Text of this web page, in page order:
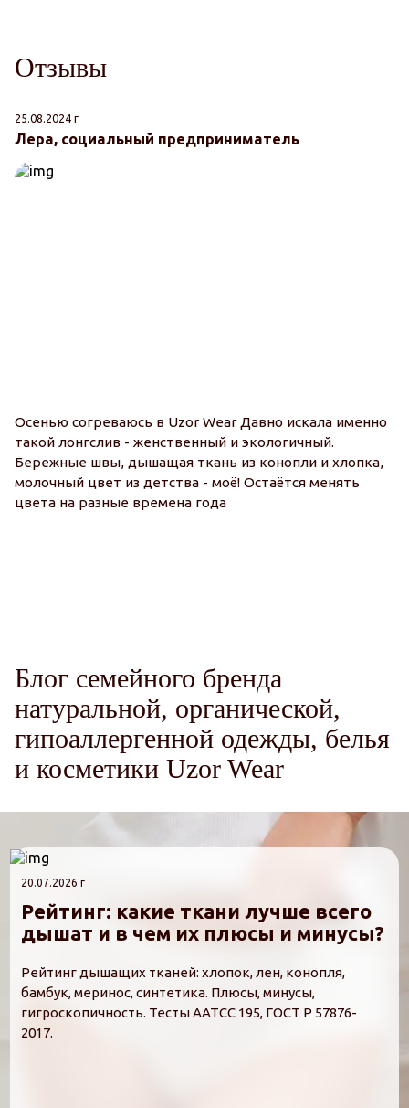
Отзывы
25.08.2024 г
Лера, социальный предприниматель
Осенью согреваюсь в Uzor Wear Давно искала именно
такой лонгслив - женственный и экологичный.
Бережные швы, дышащая ткань из конопли и хлопка,
молочный цвет из детства - моё! Остаётся менять
цвета на разные времена года
Блог семейного бренда
натуральной, органической,
гипоаллергенной одежды, белья
и косметики Uzor Wear
20.07.2026 г
Рейтинг: какие ткани лучше всего
дышат и в чем их плюсы и минусы?
Рейтинг дышащих тканей: хлопок, лен, конопля,
бамбук, меринос, синтетика. Плюсы, минусы,
гигроскопичность. Тесты AATCC 195, ГОСТ Р 57876-
2017.